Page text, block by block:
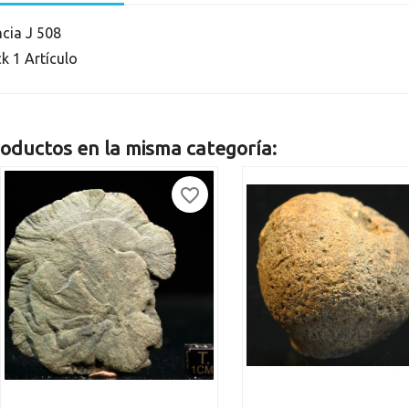
J 508
1 Artículo
en la misma categoría:
favorite_border